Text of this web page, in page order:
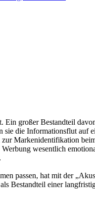
Ein großer Bestandteil
sie die Informationsflut
Markenidentifikation
wesentlich
passen, hat mit der
Bestandteil einer